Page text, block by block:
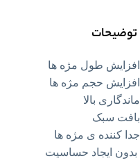
توضیحات
افزایش طول مژه ها
افزایش حجم مژه ها
ماندگاری بالا
بافت سبک
جدا کننده ی مژه ها
بدون ایجاد حساسیت